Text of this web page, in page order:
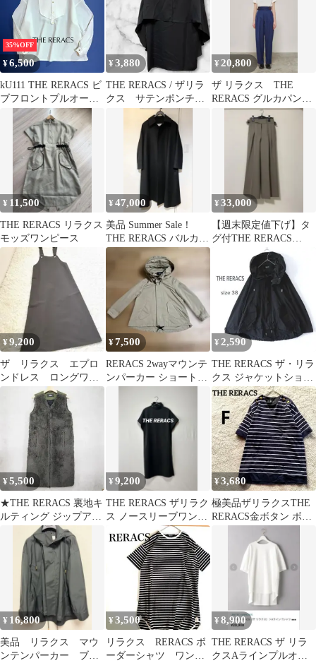
35%OFF
¥6,500
kU111 THE RERACS ビ
ブフロントプルオーバ
ーシャツ トップス スタ
ンドカラー 長袖 シアー
シャツ 金ボタン リクラ
¥3,880
THE RERACS / ザリラ
クス サテンポンチョ
ブラウス 38 ネイビー
¥20,800
ザ リラクス THE
RERACS グルカパンツ
ブルー size36
¥ 11,500
THE RERACS リラクス
モッズワンピース
¥47,000
美品 Summer Sale！
THE RERACS バルカラ
ーコート 36
¥33,000
【週末限定値下げ】タ
グ付THE RERACS
GURKHA PANTS
¥9,200
ザ リラクス エプロ
ンドレス ロングワン
ピ サロペット オール
インワン グレー
¥7,500
RERACS 2wayマウンテ
ンパーカー ショートモ
¥ 2,590
THE RERACS ザ・リラ
クス ジャケットショー
ト丈 モッズコート38
¥5,500
★THE RERACS 裏地キ
ルティング ジップアッ
プ ロングボアベスト
¥9,200
THE RERACS ザリラク
ス ノースリーブワンピ
¥3,680
極美品ザリラクスTHE
RERACS金ボタン ボー
ダーカットソーチュニ
ック日本製
¥ 16,800
美品 リラクス マウ
ンテンパーカー ブラ
¥3,500
リラクス RERACS ボ
ーダーシャツ ワンピ
¥8,900
THE RERACS ザ リラ
クスAラインプルオー